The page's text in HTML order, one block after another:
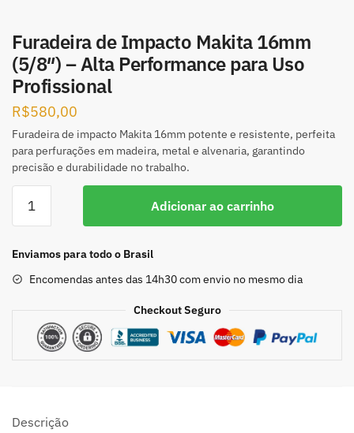
Furadeira de Impacto Makita 16mm
(5/8″) – Alta Performance para Uso
Profissional
R$580,00
Furadeira de impacto Makita 16mm potente e resistente, perfeita
para perfurações em madeira, metal e alvenaria, garantindo
precisão e durabilidade no trabalho.
Adicionar ao carrinho
Enviamos para todo o Brasil
Encomendas antes das 14h30 com envio no mesmo dia
Checkout Seguro
Descrição